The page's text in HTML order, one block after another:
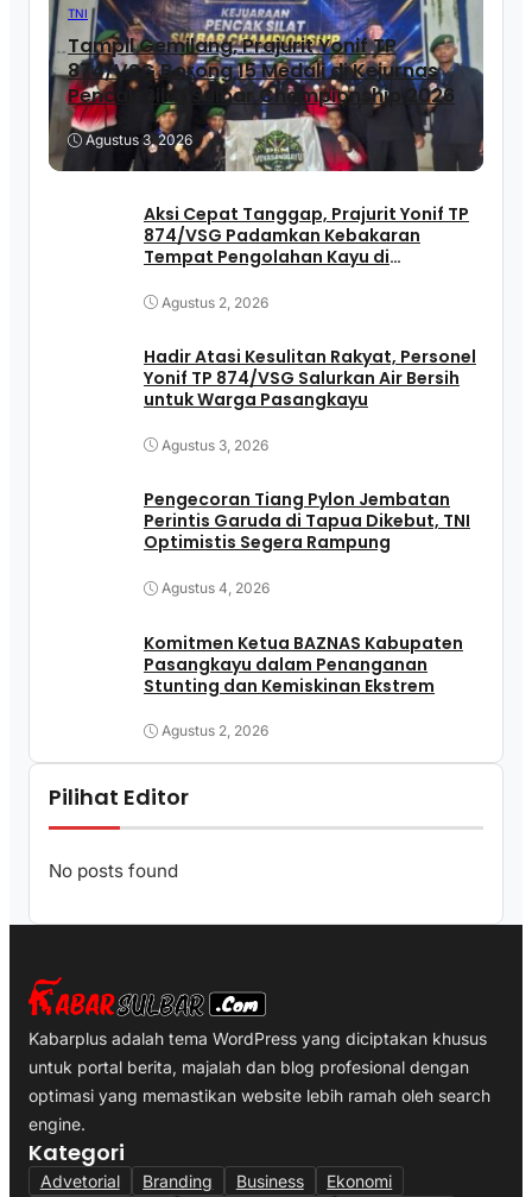
TNI
Tampil Gemilang, Prajurit Yonif TP
874/VSG Borong 15 Medali di Kejurnas
Pencak Silat Sulbar Championship 2026
Agustus 3, 2026
Aksi Cepat Tanggap, Prajurit Yonif TP
874/VSG Padamkan Kebakaran
Tempat Pengolahan Kayu di
Agustus 2, 2026
Hadir Atasi Kesulitan Rakyat, Personel
Yonif TP 874/VSG Salurkan Air Bersih
untuk Warga Pasangkayu
Agustus 3, 2026
Pengecoran Tiang Pylon Jembatan
Perintis Garuda di Tapua Dikebut, TNI
Optimistis Segera Rampung
Agustus 4, 2026
Komitmen Ketua BAZNAS Kabupaten
Pasangkayu dalam Penanganan
Stunting dan Kemiskinan Ekstrem
Agustus 2, 2026
Pilihat Editor
No posts found
Kabarplus adalah tema WordPress yang diciptakan khusus
untuk portal berita, majalah dan blog profesional dengan
optimasi yang memastikan website lebih ramah oleh search
engine.
Kategori
Advetorial Branding Business
Ekonomi